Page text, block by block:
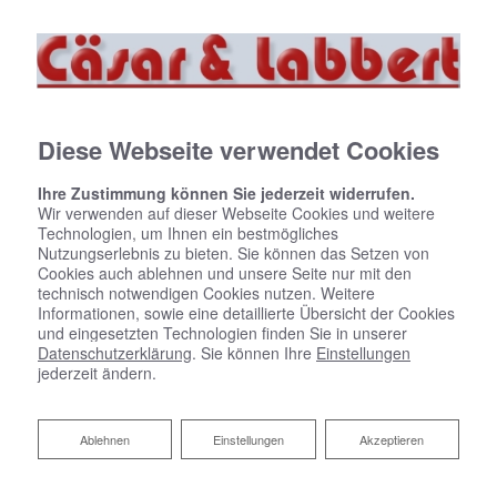
Der Experte für Öl- und
Gasheizungen
Diese Webseite verwendet Cookies
Ihre Zustimmung können Sie jederzeit widerrufen.
Wir verwenden auf dieser Webseite Cookies und weitere
Technologien, um Ihnen ein bestmögliches
Nutzungserlebnis zu bieten. Sie können das Setzen von
Cookies auch ablehnen und unsere Seite nur mit den
technisch notwendigen Cookies nutzen. Weitere
Informationen, sowie eine detaillierte Übersicht der Cookies
und eingesetzten Technologien finden Sie in unserer
Datenschutzerklärung. Sie können Ihre Einstellungen
jederzeit ändern.
Akzeptieren
Einstellungen
Ablehnen
Ablehnen